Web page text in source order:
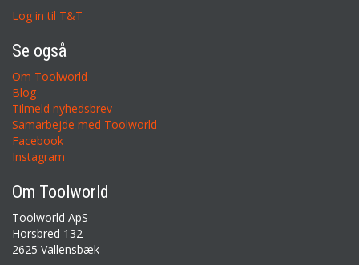
Log in til T&T
Se også
Om Toolworld
Blog
Tilmeld nyhedsbrev
Samarbejde med Toolworld
Facebook
Instagram
Om Toolworld
Toolworld ApS
Horsbred 132
2625 Vallensbæk